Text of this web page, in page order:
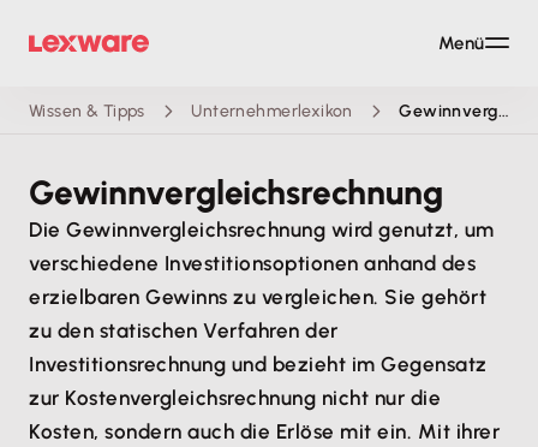
Wissen & Tipps Unternehmerlexikon Gewinnvergleichsrechnung
Gewinnvergleichsrechnung
Die Gewinnvergleichsrechnung wird genutzt, um
verschiedene Investitionsoptionen anhand des
erzielbaren Gewinns zu vergleichen. Sie gehört
zu den statischen Verfahren der
Investitionsrechnung und bezieht im Gegensatz
zur Kostenvergleichsrechnung nicht nur die
Kosten, sondern auch die Erlöse mit ein. Mit ihrer
Menü